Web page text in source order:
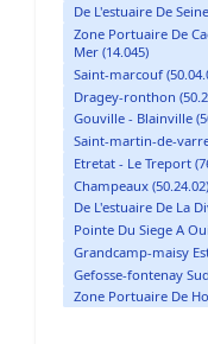
De L'estuaire De
Zone Portuaire De
Mer (14.045)
Saint-marcouf
Dragey-ronthon
Gouville - Blainville
Saint-martin-de-
Etretat - Le Treport
Champeaux (50.24.02)
De L'estuaire De La
Pointe Du Siege A
Grandcamp-maisy
Gefosse-fontenay
Zone Portuaire De